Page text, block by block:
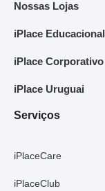
Nossas Lojas
iPlace Educacional
iPlace Corporativo
iPlace Uruguai
Serviços
iPlaceCare
iPlaceClub